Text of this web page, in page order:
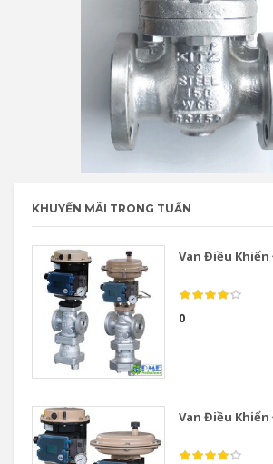
KHUYẾN MÃI TRONG TUẦN
Van Điều
0
Van Điều Khiển